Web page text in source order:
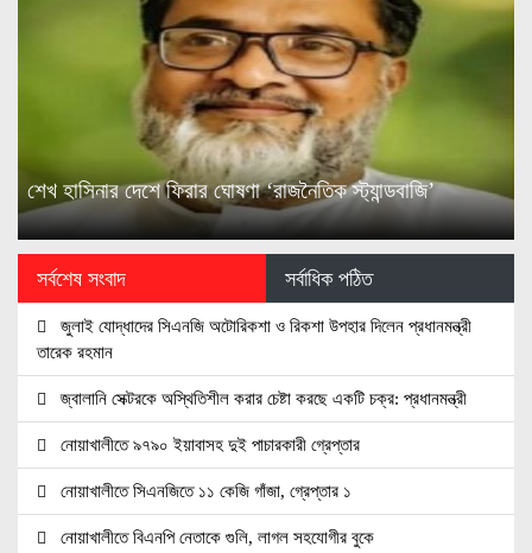
শেখ হাসিনার দেশে ফিরার ঘোষণা ‘রাজনৈতিক স্ট্যান্ডবাজি’
সর্বশেষ সংবাদ সর্বাধিক পঠিত
জুলাই যোদ্ধাদের সিএনজি অটোরিকশা ও রিকশা উপহার দিলেন প্রধানমন্ত্রী
তারেক রহমান
জ্বালানি সেক্টরকে অস্থিতিশীল করার চেষ্টা করছে একটি চক্র: প্রধানমন্ত্রী
নোয়াখালীতে ৯৭৯০ ইয়াবাসহ দুই পাচারকারী গ্রেপ্তার
নোয়াখালীতে সিএনজিতে ১১ কেজি গাঁজা, গ্রেপ্তার ১
নোয়াখালীতে বিএনপি নেতাকে গুলি, লাগল সহযোগীর বুকে